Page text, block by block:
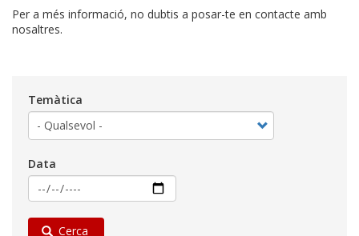
Per a més informació, no dubtis a posar-te en contacte amb
nosaltres.
Temàtica
Data
Cerca